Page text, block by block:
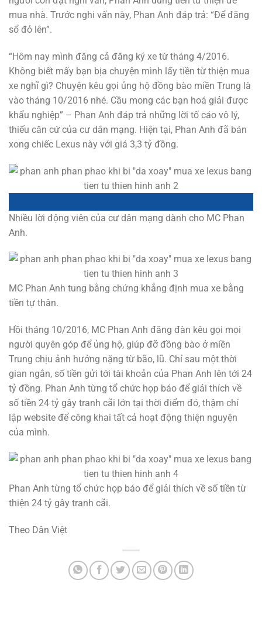
mua nhà. Trước nghi vấn này, Phan Anh đáp trả: “Để đăng
sổ đỏ lên”.
“Hôm nay mình đăng cả đăng ký xe từ tháng 4/2016.
Không biết mấy bạn bịa chuyện mình lấy tiền từ thiện mua
xe nghĩ gì? Chuyện kêu gọi ủng hộ đồng bào miền Trung là
vào tháng 10/2016 nhé. Cầu mong các bạn hoá giải được
khẩu nghiệp” – Phan Anh đáp trả những lời tố cáo vô lý,
thiếu căn cứ của cư dân mạng. Hiện tại, Phan Anh đã bán
xong chiếc Lexus này với giá 3,3 tỷ đồng.
Nhiều lời động viên của cư dân mạng dành cho MC Phan
Anh.
MC Phan Anh tung bằng chứng khẳng định mua xe bằng
tiền tự thân.
Hồi tháng 10/2016, MC Phan Anh đăng đàn kêu gọi mọi
người quyên góp để ủng hộ, giúp đỡ đồng bào ở miền
Trung chịu ảnh hưởng nặng từ bão, lũ. Chỉ sau một thời
gian ngắn, số tiền gửi tới tài khoản của Phan Anh lên tới 24
tỷ đồng. Phan Anh từng tổ chức họp báo để giải thích về
số tiền 24 tỷ gây tranh cãi lớn tại thời điểm đó, thậm chí
lập website để công khai tất cả hoạt động thiện nguyện
của mình.
Phan Anh từng tổ chức họp báo để giải thích về số tiền từ
thiện 24 tỷ gây tranh cãi.
Theo Dân Việt